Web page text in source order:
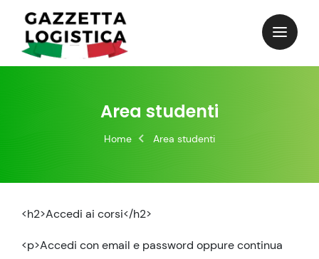
content
Area studenti
Home Area studenti
<h2>Accedi ai corsi</h2>
<p>Accedi con email e password oppure continua